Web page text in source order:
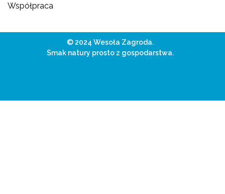
Współpraca
© 2024 Wesoła Zagroda.
Smak natury prosto z gospodarstwa.